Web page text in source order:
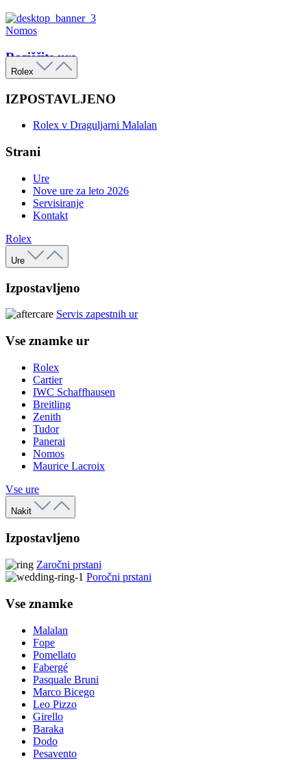
Nomos
Raziščite ure
Rolex
IZPOSTAVLJENO
Rolex v Draguljarni Malalan
Strani
Ure
Nove ure za leto 2026
Servisiranje
Kontakt
Rolex
Ure
Izpostavljeno
Servis zapestnih ur
Vse znamke ur
Rolex
Cartier
IWC Schaffhausen
Breitling
Zenith
Tudor
Panerai
Nomos
Maurice Lacroix
Vse ure
Nakit
Izpostavljeno
Zaročni prstani
Poročni prstani
Vse znamke
Malalan
Fope
Pomellato
Fabergé
Pasquale Bruni
Marco Bicego
Leo Pizzo
Girello
Baraka
Dodo
Pesavento